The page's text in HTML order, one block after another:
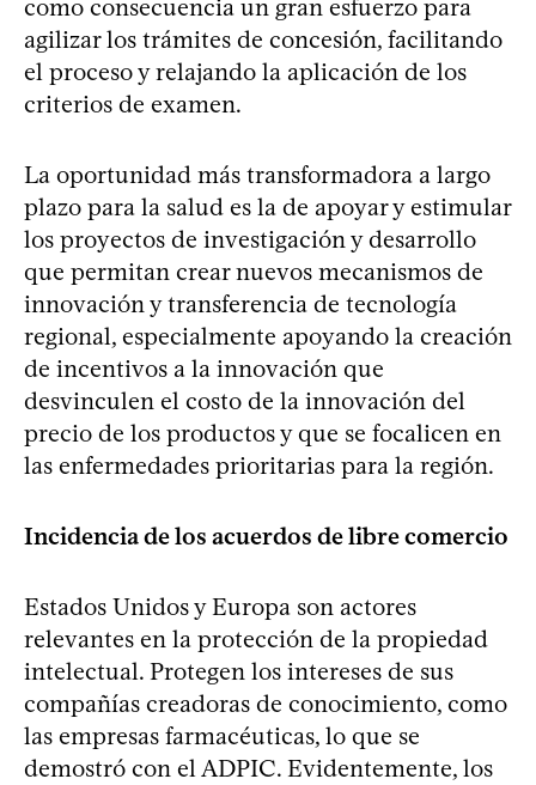
como consecuencia un gran esfuerzo para
agilizar los trámites de concesión, facilitando
el proceso y relajando la aplicación de los
criterios de examen.
La oportunidad más transformadora a largo
plazo para la salud es la de apoyar y estimular
los proyectos de investigación y desarrollo
que permitan crear nuevos mecanismos de
innovación y transferencia de tecnología
regional, especialmente apoyando la creación
de incentivos a la innovación que
desvinculen el costo de la innovación del
precio de los productos y que se focalicen en
las enfermedades prioritarias para la región.
Incidencia de los acuerdos de libre comercio
Estados Unidos y Europa son actores
relevantes en la protección de la propiedad
intelectual. Protegen los intereses de sus
compañías creadoras de conocimiento, como
las empresas farmacéuticas, lo que se
demostró con el ADPIC. Evidentemente, los